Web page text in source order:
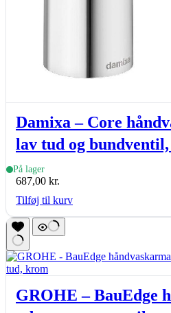
Damixa – Core
lav tud og
På lager
687,00 kr.
Tilføj til kurv
GROHE – BauEdge